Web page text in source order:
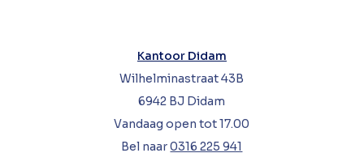
Kantoor Didam
Wilhelminastraat 43B
6942 BJ Didam
Vandaag open tot 17.00
Bel naar0316 225 941